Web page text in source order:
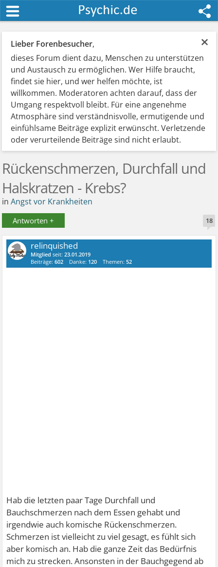
×
Lieber Forenbesucher,
dieses Forum dient dazu, Menschen zu unterstützen
und Austausch zu ermöglichen. Wer Hilfe braucht,
findet sie hier, und wer helfen möchte, ist
willkommen. Moderatoren achten darauf, dass der
Umgang respektvoll bleibt. Für eine angenehme
Atmosphäre sind verständnisvolle, ermutigende und
einfühlsame Beiträge explizit erwünscht. Verletzende
oder verurteilende Beiträge sind nicht erlaubt.
Rückenschmerzen, Durchfall und
Halskratzen - Krebs?
inAngst vor Krankheiten
Antworten + 18
relinquished
Mitglied seit:23.01.2019
Beiträge:602 Danke: 120 Themen:52
Hab die letzten paar Tage Durchfall und
Bauchschmerzen nach dem Essen gehabt und
irgendwie auch komische Rückenschmerzen.
Schmerzen ist vielleicht zu viel gesagt, es fühlt sich
aber komisch an. Hab die ganze Zeit das Bedürfnis
mich zu strecken. Ansonsten in der Bauchgegend ab